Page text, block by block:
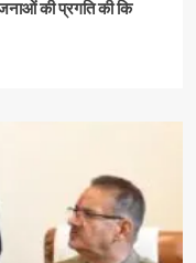
की प्रगति की कि